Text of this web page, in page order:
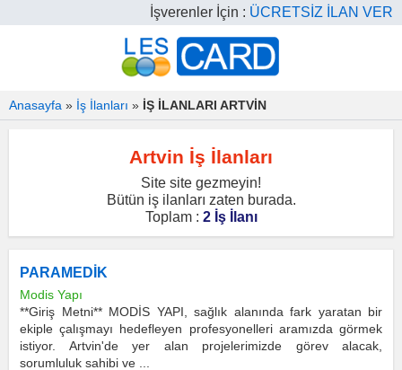
İşverenler İçin : ÜCRETSİZ İLAN VER
Anasayfa » İş İlanları » İŞ İLANLARI ARTVİN
Artvin İş İlanları
Site site gezmeyin!
Bütün iş ilanları zaten burada.
Toplam : 2 İş İlanı
PARAMEDİK
Modis Yapı
**Giriş Metni** MODİS YAPI, sağlık alanında fark yaratan bir
ekiple çalışmayı hedefleyen profesyonelleri aramızda görmek
istiyor. Artvin'de yer alan projelerimizde görev alacak,
sorumluluk sahibi ve ...